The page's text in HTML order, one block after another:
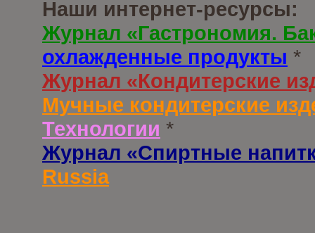
Наши интернет-ресурсы:
Журнал «Гастрономия.
охлажденные продукты *
Журнал «Кондитерские
Мучные кондитерские
Технологии *
Журнал «Спиртные
Russia